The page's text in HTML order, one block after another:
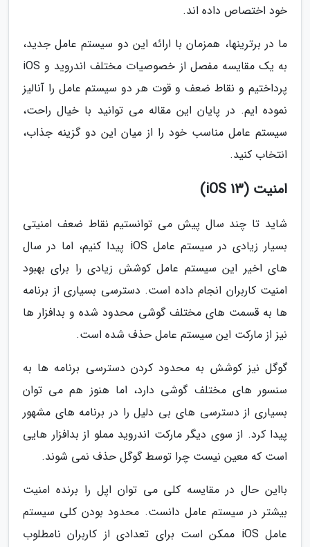
خود اختصاص داده اند.
ما در برترینها، همزمان با ارائه این دو سیستم عامل جدید،
به یک مقایسه مفصل از خصوصیات مختلف اندروید و iOS
پرداختیم و نقاط ضعف و قوت هر دو سیستم عامل را آنالیز
نموده ایم. در پایان این مقاله می توانید با خیال راحت،
سیستم عامل مناسب خود را از میان این دو گزینه جذاب،
انتخاب کنید.
امنیت (iOS 13)
شاید تا چند سال پیش می توانستیم نقاط ضعف امنیتی
بسیار زیادی در سیستم عامل iOS پیدا کنیم، اما در سال
های اخیر این سیستم عامل کوشش زیادی را برای بهبود
امنیت کاربران انجام داده است. دسترسی بسیاری از برنامه
ها به قسمت های مختلف گوشی محدود شده و بدافزار ها
نیز از مارکت این سیستم عامل حذف شده است.
گوگل نیز کوشش به محدود کردن دسترسی برنامه ها به
سنسور های مختلف گوشی دارد، اما هنوز هم می توان
بسیاری از دسترسی های بی دلیل را در برنامه های مشهور
پیدا کرد. از سوی دیگر مارکت اندروید مملو از بدافزار هایی
است که معین نیست چرا توسط گوگل حذف نمی شوند.
بااین حال در مقایسه کلی می توان اپل را برنده امنیت
بیشتر در سیستم عامل دانست. محدود بودن کلی سیستم
عامل iOS ممکن است برای تعدادی از کاربران نامطلوب